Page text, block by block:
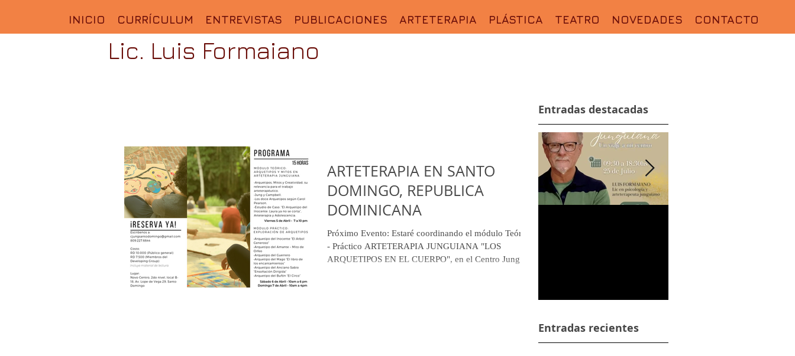
INICIO CURRÍCULUM ENTREVISTAS PUBLICACIONES ARTETERAPIA PLÁSTICA TEATRO NOVEDADES CONTACTO
Lic. Luis Formaiano
Entradas destacadas
ARTETERAPIA EN SANTO
DOMINGO, REPUBLICA
DOMINICANA
Próximo Evento: Estaré coordinando el módulo Teórico
- Práctico ARTETERAPIA JUNGUIANA "LOS
ARQUETIPOS EN EL CUERPO", en el Centro Jung...
Entradas recientes